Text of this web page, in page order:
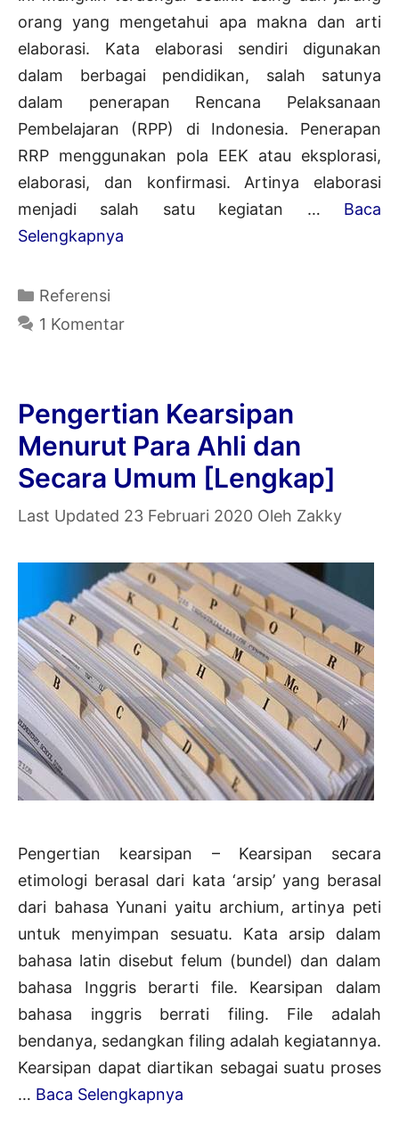
orang yang mengetahui apa makna dan arti
elaborasi. Kata elaborasi sendiri digunakan
dalam berbagai pendidikan, salah satunya
dalam penerapan Rencana Pelaksanaan
Pembelajaran (RPP) di Indonesia. Penerapan
RRP menggunakan pola EEK atau eksplorasi,
elaborasi, dan konfirmasi. Artinya elaborasi
menjadi salah satu kegiatan … Baca
Selengkapnya
Kategori
Referensi
1 Komentar
Pengertian Kearsipan
Menurut Para Ahli dan
Secara Umum [Lengkap]
23 Februari 2020 Oleh Zakky
Pengertian kearsipan – Kearsipan secara
etimologi berasal dari kata ‘arsip’ yang berasal
dari bahasa Yunani yaitu archium, artinya peti
untuk menyimpan sesuatu. Kata arsip dalam
bahasa latin disebut felum (bundel) dan dalam
bahasa Inggris berarti file. Kearsipan dalam
bahasa inggris berrati filing. File adalah
bendanya, sedangkan filing adalah kegiatannya.
Kearsipan dapat diartikan sebagai suatu proses
… Baca Selengkapnya